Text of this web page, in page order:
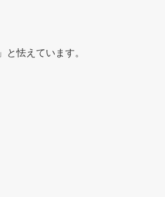
」と怯えています。